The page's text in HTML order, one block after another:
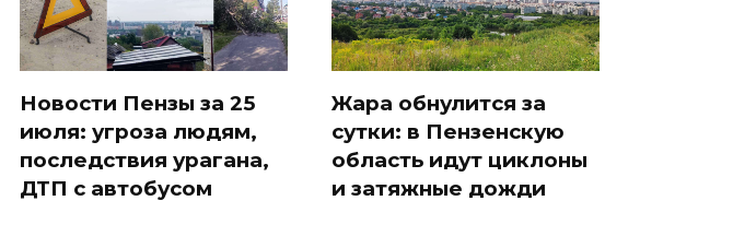
Новости Пензы за 25
июля: угроза людям,
последствия урагана,
ДТП с автобусом
Жара обнулится за
сутки: в Пензенскую
область идут циклоны
и затяжные дожди